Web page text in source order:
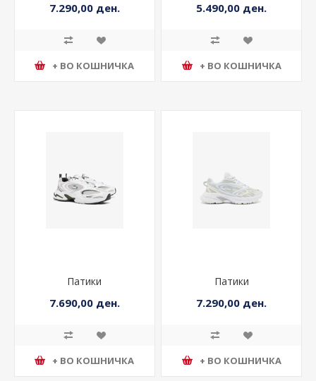
7.290,00 ден.
+ ВО КОШНИЧКА
5.490,00 ден.
+ ВО КОШНИЧКА
Патики
7.690,00 ден.
+ ВО КОШНИЧКА
Патики
7.290,00 ден.
+ ВО КОШНИЧКА